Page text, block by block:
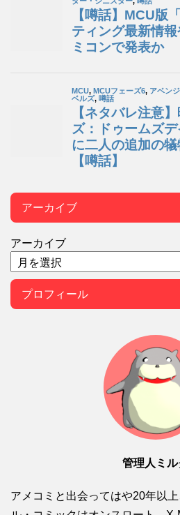
アーカイブ
アーカイブ
プロフィール
管理人ミル
アメコミと出会ってはや20年以